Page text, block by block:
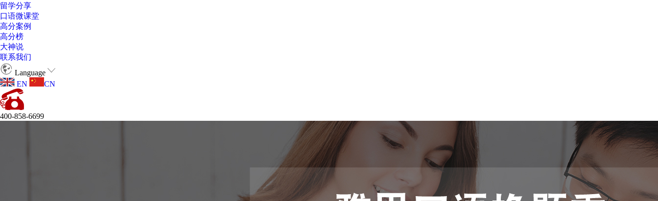
留学分享
口语微课堂
高分案例
高分榜
大神说
联系我们
Language
EN
CN
400-858-6699